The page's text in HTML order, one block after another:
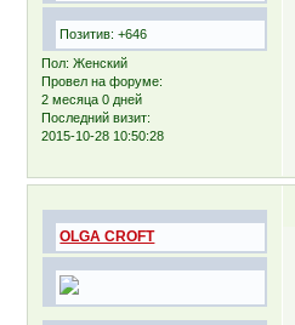
Позитив: +646
Пол: Женский
Провел на форуме:
2 месяца 0 дней
Последний визит:
2015-10-28 10:50:28
OLGA CROFT